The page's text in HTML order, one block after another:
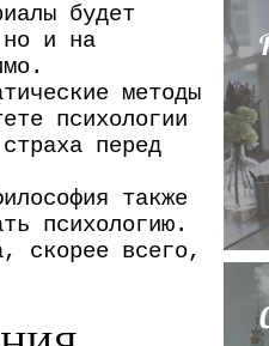
будет
но и на
методы
психологии
перед
также
психологию.
скорее всего,